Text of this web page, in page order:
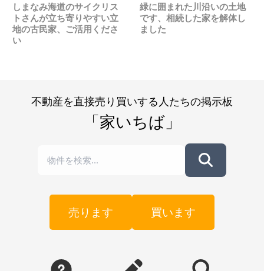
しまなみ海道のサイクリス
トさんが立ち寄りやすい立
地の古民家、ご活用くださ
い
緑に囲まれた川沿いの土地
です、相続した家を解体し
ました
不動産を直接売り買いする人たちの掲示板
「家いちば」
売ります 買います